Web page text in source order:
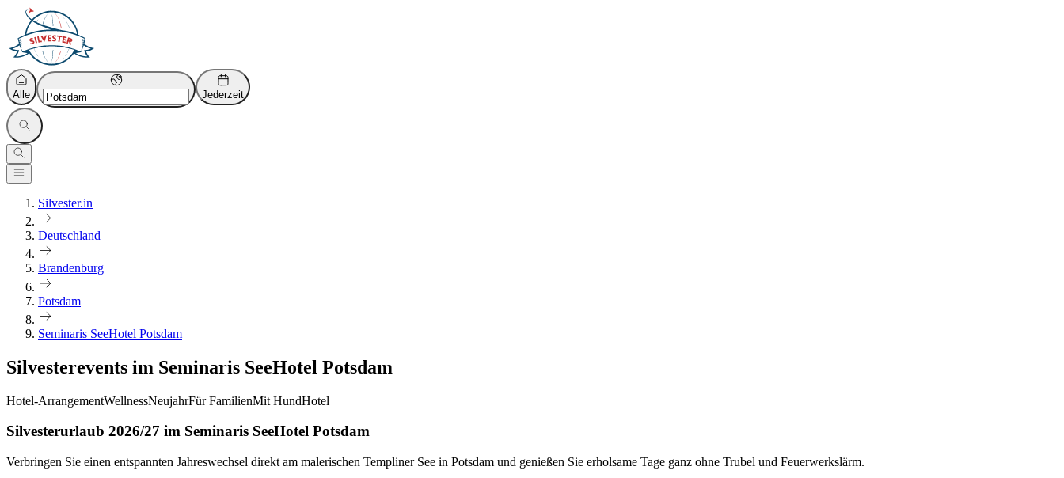
Alle Jederzeit
Silvester.in
Deutschland
Brandenburg
Potsdam
Seminaris SeeHotel Potsdam
Silvesterevents im Seminaris SeeHotel Potsdam
Hotel-ArrangementWellnessNeujahrFür FamilienMit HundHotel
Silvesterurlaub 2026/27 im Seminaris SeeHotel Potsdam
Verbringen Sie einen entspannten Jahreswechsel direkt am malerischen Templiner See in Potsdam und genießen Sie erholsame Tage ganz ohne Trubel und Feuerwerkslärm.